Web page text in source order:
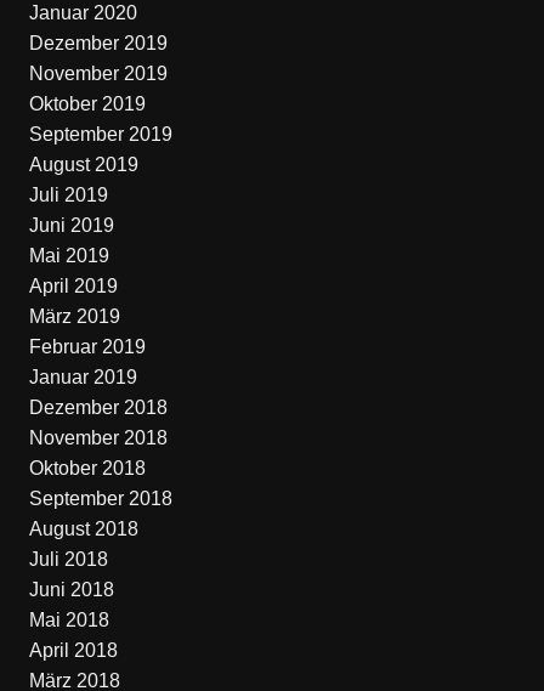
Januar 2020
Dezember 2019
November 2019
Oktober 2019
September 2019
August 2019
Juli 2019
Juni 2019
Mai 2019
April 2019
März 2019
Februar 2019
Januar 2019
Dezember 2018
November 2018
Oktober 2018
September 2018
August 2018
Juli 2018
Juni 2018
Mai 2018
April 2018
März 2018